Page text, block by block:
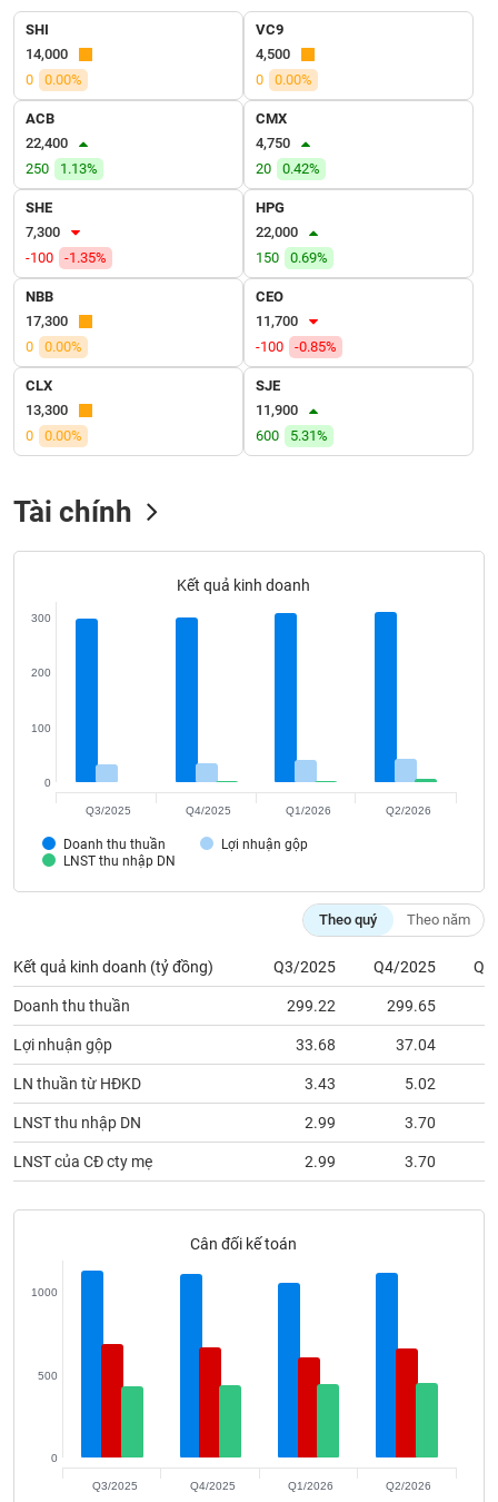
SHI
14,000
0
0.00%
VC9
4,500
0
0.00%
ACB
22,400
250
1.13%
CMX
4,750
20
0.42%
SHE
7,300
-100
-1.35%
HPG
22,000
150
0.69%
NBB
17,300
0
0.00%
CEO
11,700
-100
-0.85%
CLX
13,300
0
0.00%
SJE
11,900
600
5.31%
Tài chính
Kết quả kinh doanh
Doanh thu thuần
Lợi nhuận gộp
LNST thu nhập DN
0
100
200
300
Q3/2025 Q4/2025 Q1/2026 Q2/2026
Theo quý Theo năm
Kết quả kinh doanh (tỷ đồng) Q3/2025 Q4/2025
Doanh thu thuần 299.22 299.65
Lợi nhuận gộp 33.68 37.04
LN thuần từ HĐKD 3.43 5.02
LNST thu nhập DN 2.99 3.70
LNST của CĐ cty mẹ 2.99 3.70
Cân đối kế toán
0
500
1000
Q3/2025 Q4/2025 Q1/2026 Q2/2026
VỤ
TRUYỀN
THÔNG
TIỆN
ÍCH
BẤT
ĐỘNG
SẢN
Mã
chứng
khoán
(-)
Tất cả Cổ phiếu
tức
của
tác
Báo
cáo
phân
tích
(-)
Thuật
ngữ
(-)
Dịch
Sách